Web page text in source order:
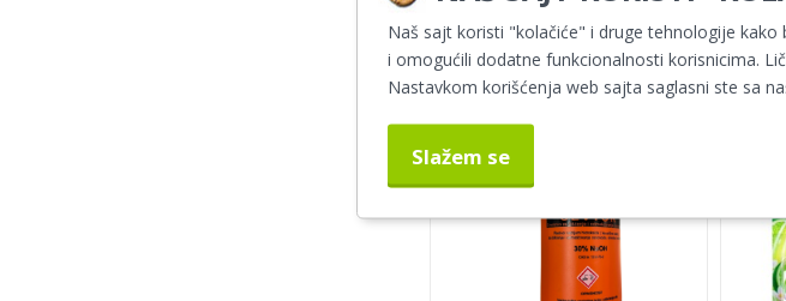
131,00 RSD
Naš sajt koristi "kolačiće" i druge tehnologije
i omogućili dodatne funkcionalnosti korisnicima.
Nastavkom korišćenja web sajta saglasni ste sa
Slažem se